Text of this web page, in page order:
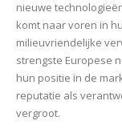
nieuwe
komt naar voren in
milieuvriendelijke
strengste Europese
hun positie in de
reputatie als
vergroot.